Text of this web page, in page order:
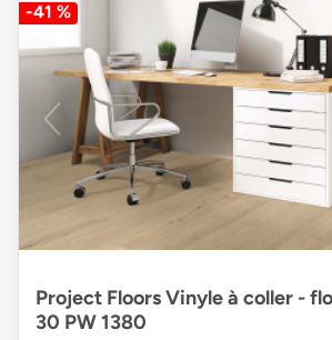
-41 %
Project Floors Vinyle à coller -
30 PW 1380